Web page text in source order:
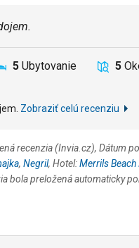
5 Ubytovanie 5
Zobraziť celú recenziu
recenzia (Invia.cz), Dátum
, Negril, Hotel:Merrils Beach
bola preložená automaticky